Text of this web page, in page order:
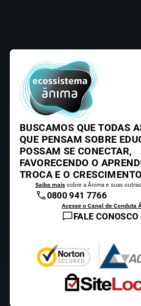
BUSCAMOS QUE TODAS
QUE PENSAM SOBRE
POSSAM SE CONECTAR,
FAVORECENDO O
TROCA E O
Saiba maissobre a Ânima e suas
0800 941 7766
Acesse o Canal de Conduta
FALE CONOSCO